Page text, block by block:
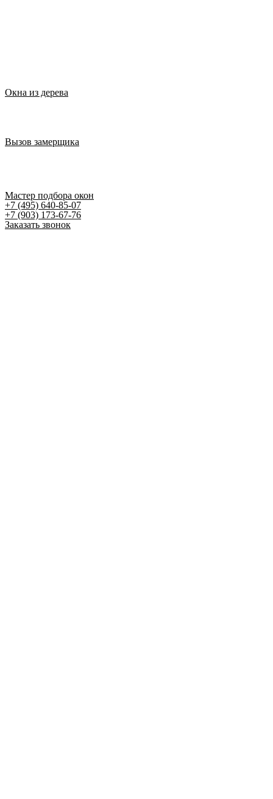
Окна из дерева
Вызов замерщика
Мастер подбора окон
+7 (495) 640-85-07
+7 (903) 173-67-76
Заказать звонок